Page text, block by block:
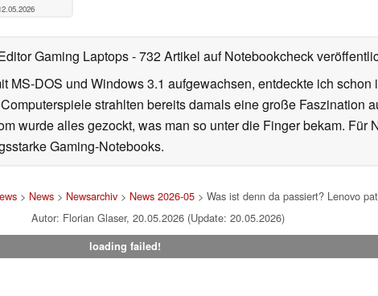
Gaming Laptops- 732 Artikel auf Notebookcheck
MS-DOS und Windows 3.1 aufgewachsen, entdeckte ich
strahlten bereits damals eine große Faszination
wurde alles gezockt, was man so unter die Finger bekam. Für
Gaming-Notebooks.
> News > Newsarchiv > News 2026-05 > Was ist denn da passiert? Lenovo
Autor: Florian Glaser, 20.05.2026 (Update: 20.05.2026)
loading failed!